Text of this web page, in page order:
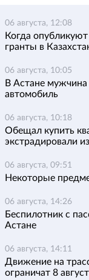
06 августа, 12:08
Когда
гранты в
06 августа, 10:05
В Астане
автомобиль
06 августа, 10:18
Обещал купить
экстрадировали
06 августа, 09:51
Некоторые
06 августа, 14:26
Беспилотник с
Астане
06 августа, 14:11
Движение на
ограничат 8